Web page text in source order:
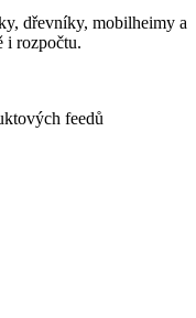
dřevníky, mobilheimy a
i rozpočtu.
feedů